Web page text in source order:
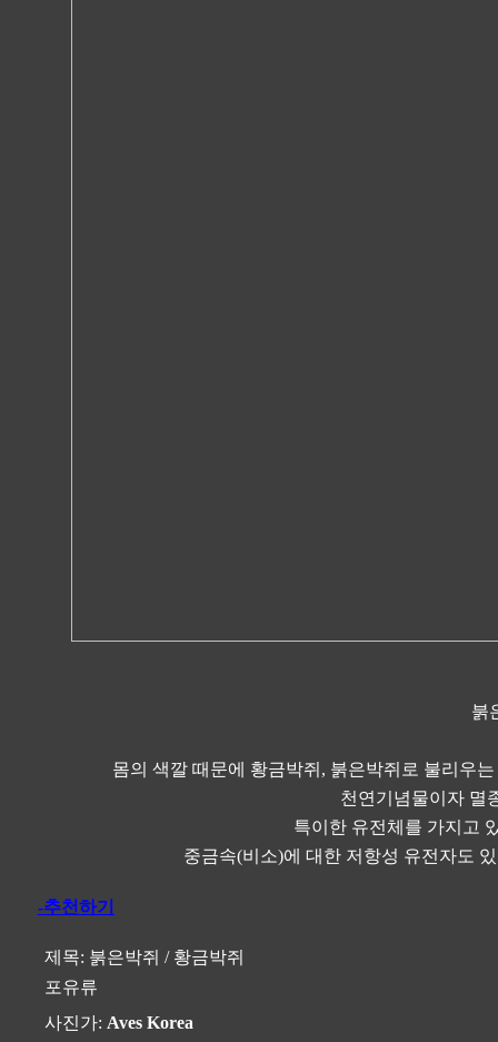
붉
몸의 색깔 때문에 황금박쥐, 붉은박쥐로 불리우
천연기념물이자 멸
특이한 유전체를 가지고
중금속(비소)에 대한 저항성 유전자도
-추천하기
제목: 붉은박쥐 / 황금박쥐
포유류
사진가: Aves Korea